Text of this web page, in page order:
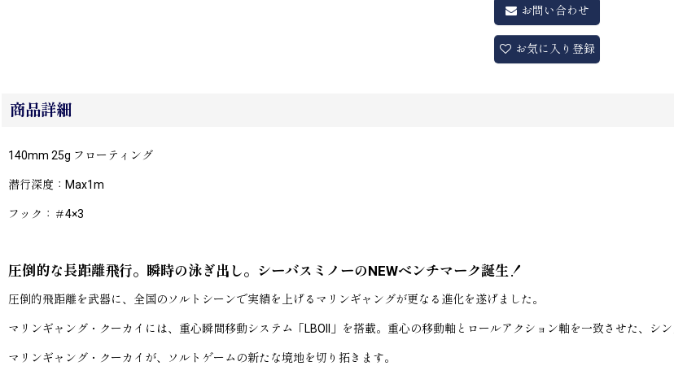
お問い合わせ
お気に入り登録
商品詳細
140mm 25g フローティング
潜行深度：Max1m
フック：＃4×3
圧倒的な長距離飛行。瞬時の泳ぎ出し。シーバスミノーのNEWベンチマーク誕生！
圧倒的飛距離を武器に、全国のソルトシーンで実績を上げるマリンギャングが更なる進化を遂げました。
マリンギャング・クーカイには、重心瞬間移動システム「LBOII」を搭載。重心の移動軸とロールアクション軸を一致させた、シ
マリンギャング・クーカイが、ソルトゲームの新たな境地を切り拓きます。